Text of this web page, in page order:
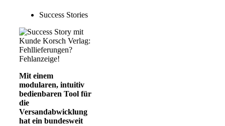
Success Stories
Mit einem
modularen, intuitiv
bedienbaren Tool für
die
Versandabwicklung
hat ein bundesweit